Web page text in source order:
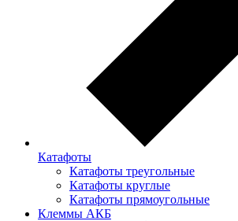
Катафоты
Катафоты треугольные
Катафоты круглые
Катафоты прямоугольные
Клеммы АКБ